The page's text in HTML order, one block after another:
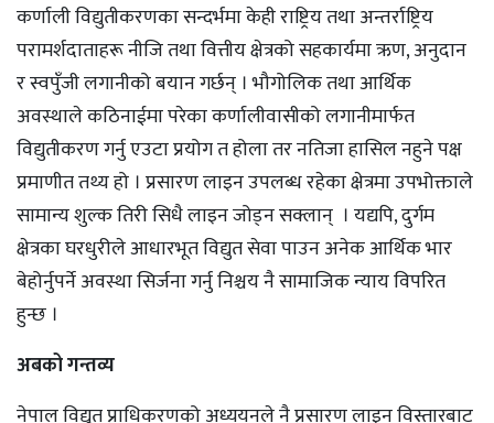
कर्णाली विद्युतीकरणका सन्दर्भमा केही राष्ट्रिय तथा अन्तर्राष्ट्रिय
परामर्शदाताहरू नीजि तथा वित्तीय क्षेत्रको सहकार्यमा ऋण, अनुदान
र स्वपुँजी लगानीको बयान गर्छन् । भौगोलिक तथा आर्थिक
अवस्थाले कठिनाईमा परेका कर्णालीवासीको लगानीमार्फत
विद्युतीकरण गर्नु एउटा प्रयोग त होला तर नतिजा हासिल नहुने पक्ष
प्रमाणीत तथ्य हो । प्रसारण लाइन उपलब्ध रहेका क्षेत्रमा उपभोक्ताले
सामान्य शुल्क तिरी सिधै लाइन जोड्न सक्लान् । यद्यपि, दुर्गम
क्षेत्रका घरधुरीले आधारभूत विद्युत सेवा पाउन अनेक आर्थिक भार
बेहोर्नुपर्ने अवस्था सिर्जना गर्नु निश्चय नै सामाजिक न्याय विपरित
हुन्छ ।
अबको गन्तव्य